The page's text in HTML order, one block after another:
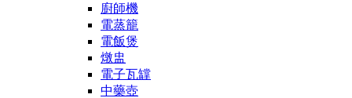
廚師機
電蒸籠
電飯煲
燉盅
電子瓦罉
中藥壺